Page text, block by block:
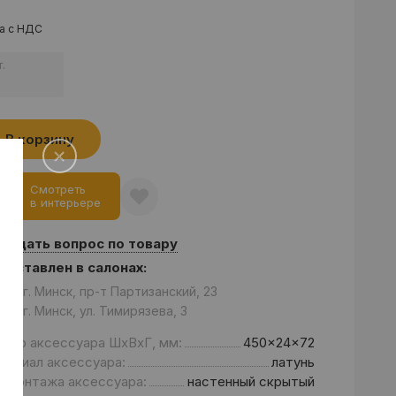
с НДС
В корзину
Смотреть
в интерьере
Задать вопрос по товару
в салонах:
г. Минск, пр-т Партизанский, 23
г. Минск, ул. Тимирязева, 3
аксессуара ШxВxГ, мм:
450x24x72
аксессуара:
латунь
монтажа аксессуара:
настенный скрытый